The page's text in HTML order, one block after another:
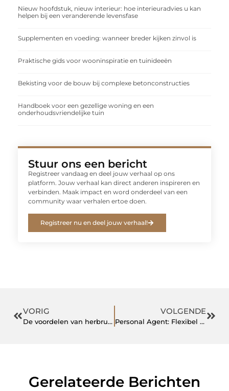
Nieuw hoofdstuk, nieuw interieur: hoe interieuradvies u kan
helpen bij een veranderende levensfase
Supplementen en voeding: wanneer breder kijken zinvol is
Praktische gids voor wooninspiratie en tuinideeën
Bekisting voor de bouw bij complexe betonconstructies
Handboek voor een gezellige woning en een
onderhoudsvriendelijke tuin
Stuur ons een bericht
Registreer vandaag en deel jouw verhaal op ons
platform. Jouw verhaal kan direct anderen inspireren en
verbinden. Maak impact en word onderdeel van een
community waar verhalen ertoe doen.
Registreer nu en deel jouw verhaal!
VORIG
De voordelen van herbruikbare koffiebekers
VOLGENDE
Personal Agent: Flexibel werken als zelfstandig professional met Personal Agent
Gerelateerde Berichten